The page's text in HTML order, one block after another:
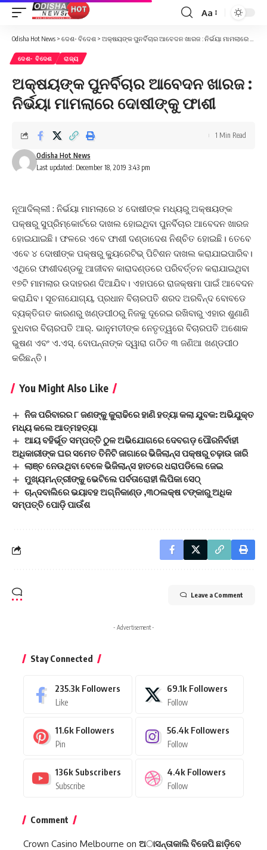
Font
Resizer
Aa
Odisha Hot News > ଦେଶ- ବିଦେଶ > ଅକ୍ଷୟଙ୍କ ପୁନର୍ବିଚାର ଆବେଦନ ଖାରଜ : ନିର୍ଭୟା ମାମଲାରେ ଦୋଷୀଙ୍କୁ ଫାଶୀ
ଦେଶ- ବିଦେଶ ରାଜ୍ୟ
ଅକ୍ଷୟଙ୍କ ପୁନର୍ବିଚାର ଆବେଦନ ଖାରଜ :
ନିର୍ଭୟା ମାମଲାରେ ଦୋଷୀଙ୍କୁ ଫାଶୀ
Last updated: December 18, 2019 3:43 pm
Odisha Hot News
1 Min Read
ନୂଆଦିଲ୍ଲୀ : ନିର୍ଭୟା ମାମଲାରେ ୪ ଦୋଷୀଙ୍କ ମଧ୍ୟରୁ ଅକ୍ଷୟଙ୍କ
ପକ୍ଷରୁ ସୁପ୍ରିମ୍‌କୋର୍ଟରେ ଦାଖଲ ହୋଇଥିବା ପୁନର୍ବିଚାର ଆବେଦନ ଖାରଜ
ହୋଇଯାଇଛି। ଫଳରେ ଏବେ ଫାଶୀ ଦଣ୍ଡାଦେଶ ନିଶ୍ଚିତ ହୋଇଛି। ତେବେ
ଏବେ ୪ ଦୋଷୀଙ୍କ ପକ୍ଷରୁ କ୍ୟୁରେଟିଭ୍‌ ପିଟିଶନ ଦାଖଲ କରାଯାଇପାରିବ।
ଏଥିରେ ଫାଶୀଦଣ୍ଡକୁ ଆଜୀବନ କାରାଦଣ୍ଡରେ ପରିବର୍ତ୍ତନ କରାଯାଇଥିବା
୧୭ଟି ମାମଲାର ଉଦାହରଣ ଦିଆଯିବ। ଏହାପରେ ରାଜକ୍ଷମା ପାଇଁ ଆବେଦନ
କରାଯିବ। ସୂଚନାଯୋଗ୍ୟ, ପ୍ରଧାନ ବିଚାରପତି ଶରଦ ଅରବିନ୍ଦ ବୋବଡେ
ବ୍ୟକ୍ତିଗତ କାରଣରୁ ଖଣ୍ଡପୀଠରୁ ନିଜକୁ ଦୂରେଇ ରଖିବାରୁ ଏହାର ଶୁଣାଣି
ବୁଧବାର ବିଚାରପତି ଆର୍‌. ଭାନୁମତୀଙ୍କ ନେତୃତ୍ୱରେ ବିଚାରପତି ଅଶୋକ
ଭୁଷଣ ଏବଂ ଏ.ଏସ୍‌. ବୋପନ୍ନାଙ୍କ ଦ୍ୱାରା ଗଠିତ ୩ ଜଣିଆ ଖଣ୍ଡପୀଠ
କରିଛନ୍ତି।
You Might Also Like
ନିଜ ପରିବାରର ୮ ଜଣଙ୍କୁ କୁରାଢିରେ ହାଣି ହତ୍ୟା କଲା ଯୁବକ: ଅଭିଯୁକ୍ତ
ମଧ୍ୟ କଲେ ଆତ୍ମହତ୍ୟା
ଆୟ ବହିର୍ଭୂତ ସମ୍ପତ୍ତି ଠୁଳ ଅଭିଯୋଗରେ ଦେବଗଡ଼ ପୌରନିର୍ବାହୀ
ଅଧିକାରୀଙ୍କ ଘର ସମେତ ତିନିଟି ଜାଗାରେ ଭିଜିଲାନ୍ସ ପକ୍ଷରୁ ଚଢ଼ାଉ ଜାରି
ଲାଞ୍ଚ ନେଉଥିବା ବେଳେ ଭିଜିଲାନ୍ସ ହାତରେ ଧରାପଡିଲେ ଜେଇ
ମୁଖ୍ୟମନ୍ତ୍ରୀଙ୍କୁ ଭେଟିଲେ ପର୍ବତାରୋହୀ ଲିପିକା ସେଠ୍
ଚାନ୍ଦବାଲିରେ ଭୟାବହ ଅଗ୍ନିକାଣ୍ଡ ,୩୦ଲକ୍ଷ ଟଙ୍କାରୁ ଅଧିକ
ସମ୍ପତ୍ତି ପୋଡ଼ି ପାଉଁଶ
Leave a Comment
- Advertisement -
Stay Connected
235.3k Followers
Like
69.1k Followers
Follow
11.6k Followers
Pin
56.4k Followers
Follow
136k Subscribers
Subscribe
4.4k Followers
Follow
Comment
Crown Casino Melbourne on ଅାସନ୍ତାକାଲି ବିଜେପି ଛାଡ଼ିବେ